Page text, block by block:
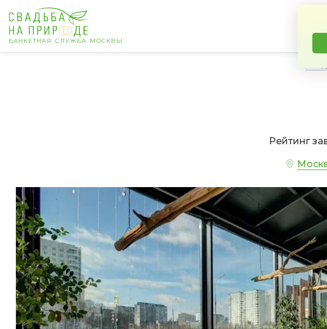
БАНКЕТНАЯ СЛУЖБА МОСКВЫ
Выпускной
Корпоратив
Новогодний корпоратив
Рейтинг